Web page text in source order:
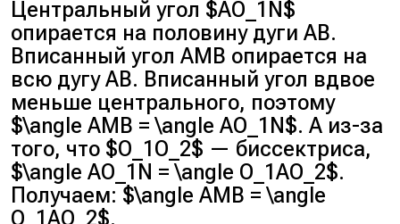
Центральный угол $AO_1N$
опирается на половину дуги AB.
Вписанный угол AMB опирается на
всю дугу AB. Вписанный угол вдвое
меньше центрального, поэтому
$\angle AMB = \angle AO_1N$. А из-за
того, что $O_1O_2$ — биссектриса,
$\angle AO_1N = \angle O_1AO_2$.
Получаем: $\angle AMB = \angle
O_1AO_2$.